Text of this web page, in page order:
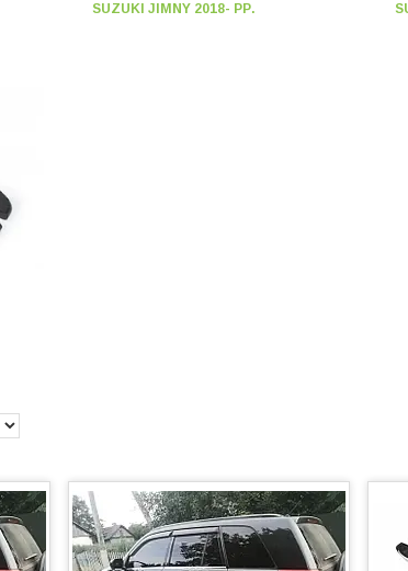
SUZUKI JIMNY 2018- РР.